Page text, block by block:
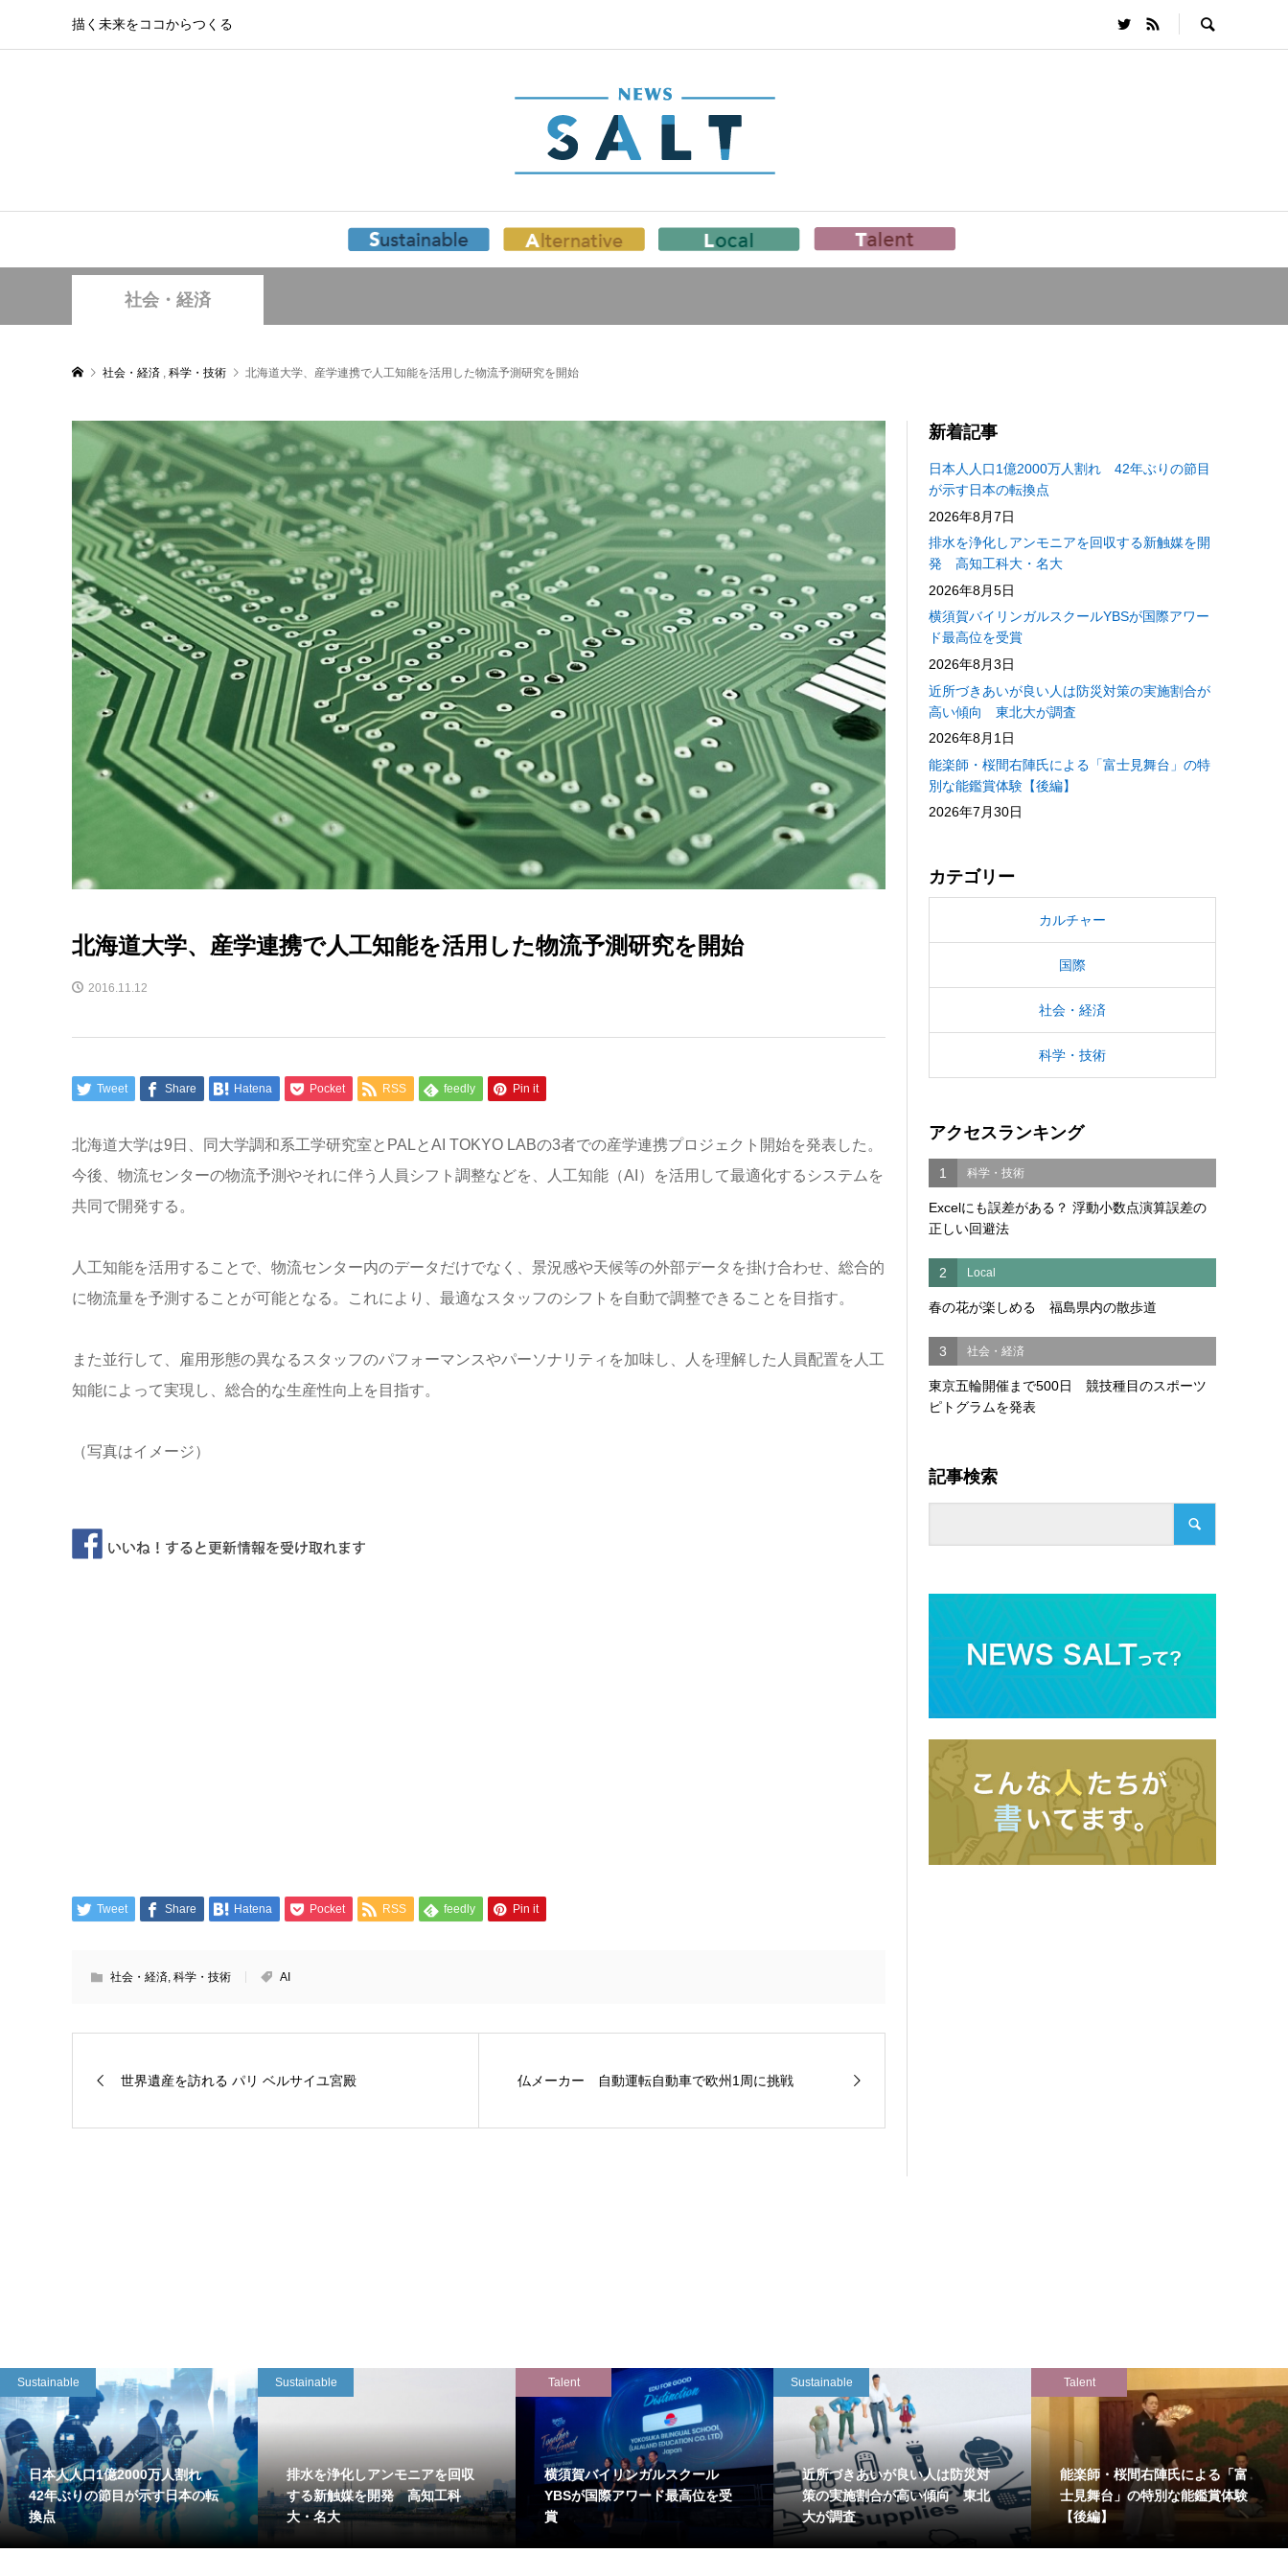
描く未来をココからつくる
社会・経済
社会・経済 , 科学・技術 北海道大学、産学連携で人工知能を活用した物流予測研究を開始
北海道大学、産学連携で人工知能を活用した物流予測研究を開始
2016.11.12
Tweet Share Hatena Pocket RSS feedly Pin it
北海道大学は9日、同大学調和系工学研究室とPALとAI TOKYO LABの3者での産学連携プロジェクト開始を発表した。
今後、物流センターの物流予測やそれに伴う人員シフト調整などを、人工知能（AI）を活用して最適化するシステムを
共同で開発する。
人工知能を活用することで、物流センター内のデータだけでなく、景況感や天候等の外部データを掛け合わせ、総合的
に物流量を予測することが可能となる。これにより、最適なスタッフのシフトを自動で調整できることを目指す。
また並行して、雇用形態の異なるスタッフのパフォーマンスやパーソナリティを加味し、人を理解した人員配置を人工
知能によって実現し、総合的な生産性向上を目指す。
（写真はイメージ）
Tweet Share Hatena Pocket RSS feedly Pin it
社会・経済, 科学・技術 AI
世界遺産を訪れる パリ ベルサイユ宮殿 仏メーカー 自動運転自動車で欧州1周に挑戦
新着記事
日本人人口1億2000万人割れ 42年ぶりの節目
が示す日本の転換点
2026年8月7日
排水を浄化しアンモニアを回収する新触媒を開
発 高知工科大・名大
2026年8月5日
横須賀バイリンガルスクールYBSが国際アワー
ド最高位を受賞
2026年8月3日
近所づきあいが良い人は防災対策の実施割合が
高い傾向 東北大が調査
2026年8月1日
能楽師・桜間右陣氏による「富士見舞台」の特
別な能鑑賞体験【後編】
2026年7月30日
カテゴリー
カルチャー
国際
社会・経済
科学・技術
アクセスランキング
1 科学・技術
Excelにも誤差がある？ 浮動小数点演算誤差の
正しい回避法
2 Local
春の花が楽しめる 福島県内の散歩道
3 社会・経済
東京五輪開催まで500日 競技種目のスポーツ
ピトグラムを発表
記事検索
Sustainable
日本人人口1億2000万人割れ
42年ぶりの節目が示す日本の転
換点
Sustainable
排水を浄化しアンモニアを回収
する新触媒を開発 高知工科
大・名大
Talent
横須賀バイリンガルスクール
YBSが国際アワード最高位を受
賞
Sustainable
近所づきあいが良い人は防災対
策の実施割合が高い傾向 東北
大が調査
Talent
能楽師・桜間右陣氏による「富
士見舞台」の特別な能鑑賞体験
【後編】